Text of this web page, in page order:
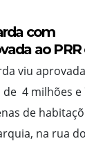
com
ao PRR
de euros,
sociais
da
viu
de 4 milhões
de
na rua